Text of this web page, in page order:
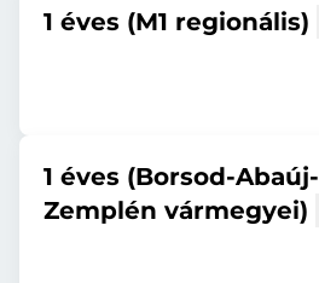
1 éves (M1 regionális)
1 éves (Borsod-Abaúj-
Zemplén vármegyei)